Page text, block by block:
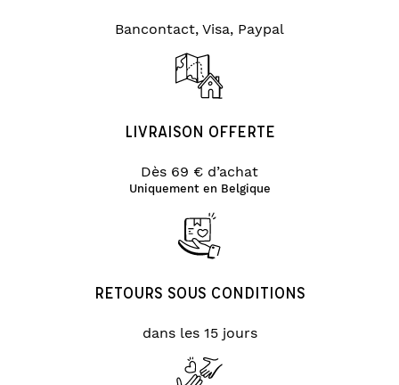
Bancontact, Visa, Paypal
LIVRAISON OFFERTE
Dès 69 € d’achat
Uniquement en Belgique
RETOURS SOUS CONDITIONS
dans les 15 jours